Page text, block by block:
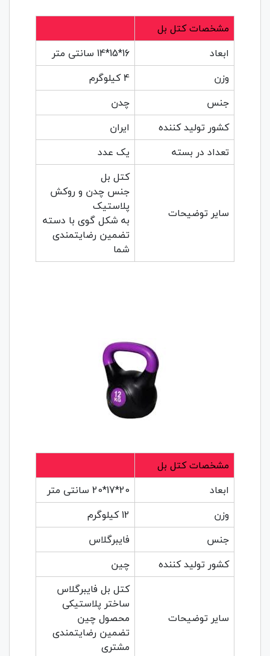
مشخصات کتل بل
ابعاد
16*15*14 سانتی متر
وزن
4 کیلوگرم
جنس
چدن
کشور تولید کننده
ایران
تعداد در بسته
یک عدد
سایر توضیحات
کتل بل
جنس چدن و روکش
پلاستیک
به شکل گوی با دسته
تضمین رضایتمندی
شما
مشخصات کتل بل
ابعاد
20*17*20 سانتی متر
وزن
12 کیلوگرم
جنس
فایبرگلاس
کشور تولید کننده
چین
سایر توضیحات
کتل بل فایبرگلاس
ساختر پلاستیکی
محصول چین
تضمین رضایتمندی
مشتری